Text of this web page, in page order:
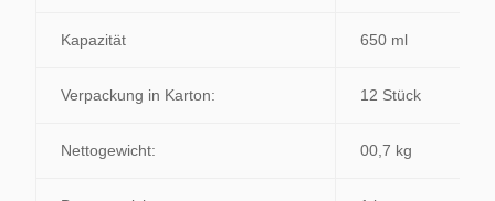
Kapazität 650 ml
Verpackung in Karton: 12 Stück
Nettogewicht: 00,7 kg